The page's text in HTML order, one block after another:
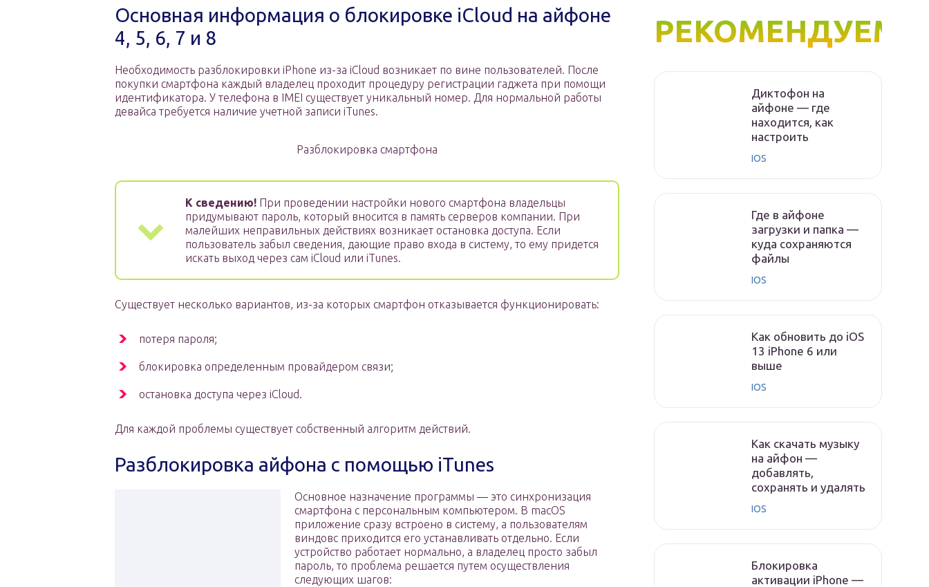
Основная информация о блокировке iCloud на айфоне
4, 5, 6, 7 и 8
Необходимость разблокировки iPhone из-за iCloud возникает по вине пользователей. После
покупки смартфона каждый владелец проходит процедуру регистрации гаджета при помощи
идентификатора. У телефона в IMEI существует уникальный номер. Для нормальной работы
девайса требуется наличие учетной записи iTunes.
Разблокировка смартфона
К сведению! При проведении настройки нового смартфона владельцы
придумывают пароль, который вносится в память серверов компании. При
малейших неправильных действиях возникает остановка доступа. Если
пользователь забыл сведения, дающие право входа в систему, то ему придется
искать выход через сам iCloud или iTunes.
Существует несколько вариантов, из-за которых смартфон отказывается функционировать:
потеря пароля;
блокировка определенным провайдером связи;
остановка доступа через iCloud.
Для каждой проблемы существует собственный алгоритм действий.
Разблокировка айфона с помощью iTunes
Основное назначение программы — это синхронизация
смартфона с персональным компьютером. В macOS
приложение сразу встроено в систему, а пользователям
виндовс приходится его устанавливать отдельно. Если
устройство работает нормально, а владелец просто забыл
пароль, то проблема решается путем осуществления
следующих шагов:
РЕКОМЕНДУЕМ
Диктофон на
айфоне — где
находится, как
настроить
IOS
Где в айфоне
загрузки и папка —
куда сохраняются
файлы
IOS
Как обновить до iOS
13 iPhone 6 или
выше
IOS
Как скачать музыку
на айфон —
добавлять,
сохранять и удалять
IOS
Блокировка
активации iPhone —